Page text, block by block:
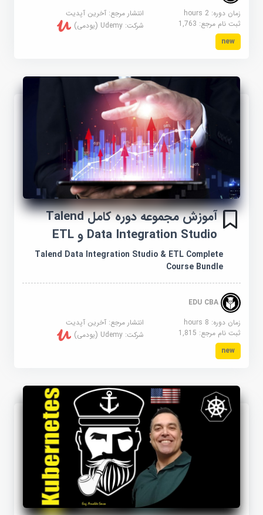
زمان دوره: 2 hours انتشار مرجع:آخرین آپدیت
ثبت نام مرجع:1,763 شرکت:Udemy (یودمی)
new
آموزش مجموعه دوره کامل Talend
Data Integration Studio و ETL
Talend Data Integration Studio & ETL Complete
Course Bundle
EDU CBA
زمان دوره: 8 hours
انتشار مرجع:آخرین آپدیت
ثبت نام مرجع:1,815 شرکت:Udemy (یودمی)
new